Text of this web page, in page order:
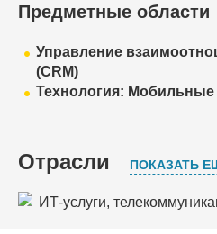
Предметные области
Управление
(CRM)
Технология:
Отрасли ПОКАЗАТЬ
ИТ-услуги,